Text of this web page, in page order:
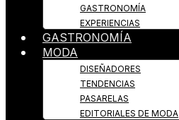
GASTRONOMÍA
EXPERIENCIAS
GASTRONOMÍA
MODA
DISEÑADORES
TENDENCIAS
PASARELAS
EDITORIALES DE MODA